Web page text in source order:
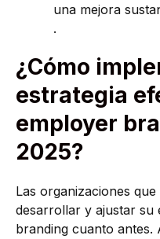
una mejora
.
¿Cómo
estrategia
employer
2025?
Las organizaciones
desarrollar y ajustar su
branding cuanto antes.